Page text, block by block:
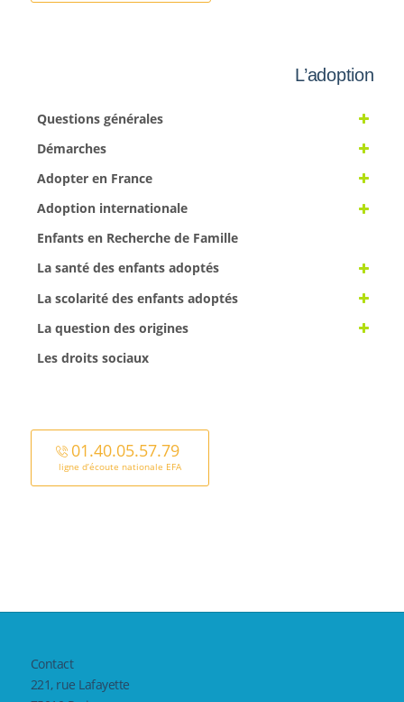
L’adoption
Questions générales
Démarches
Adopter en France
Adoption internationale
Enfants en Recherche de Famille
La santé des enfants adoptés
La scolarité des enfants adoptés
La question des origines
Les droits sociaux
01.40.05.57.79
ligne d’écoute nationale EFA
Contact
221, rue Lafayette